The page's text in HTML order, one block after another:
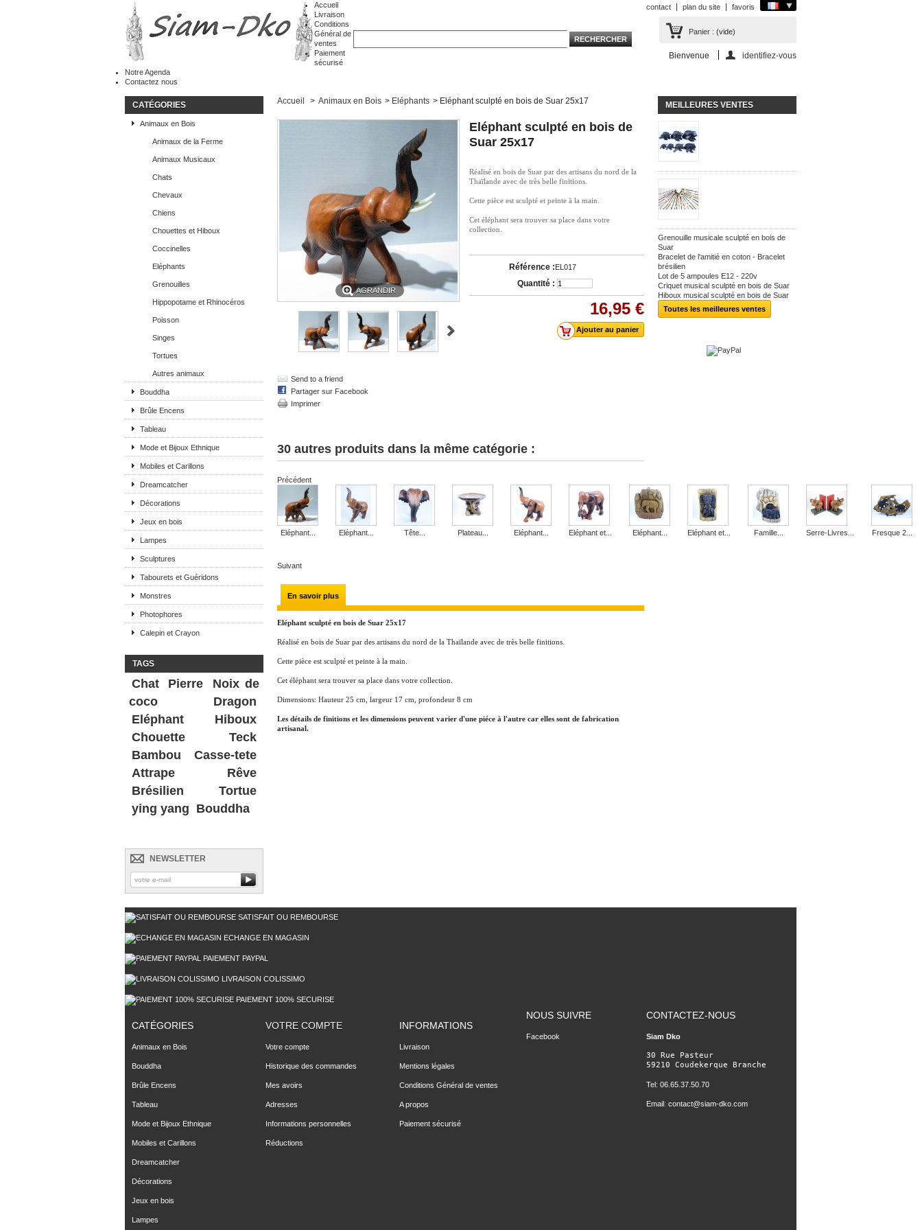
contact plan du site favoris
Panier : (vide)
Bienvenue identifiez-vous
Accueil
Livraison
Conditions
Général de
ventes
Paiement
sécurisé
Notre Agenda
Contactez nous
CATÉGORIES
Animaux en Bois
Animaux de la Ferme
Animaux Musicaux
Chats
Chevaux
Chiens
Chouettes et Hiboux
Coccinelles
Eléphants
Grenouilles
Hippopotame et Rhinocéros
Poisson
Singes
Tortues
Autres animaux
Bouddha
Brûle Encens
Tableau
Mode et Bijoux Ethnique
Mobiles et Carillons
Dreamcatcher
Décorations
Jeux en bois
Lampes
Sculptures
Tabourets et Guéridons
Monstres
Photophores
Calepin et Crayon
TAGS
Chat Pierre
Noix de
coco
Dragon
Eléphant
Hiboux
Chouette
Teck
Bambou
Casse-tete
Attrape Rêve
Brésilien
Tortue
ying yang Bouddha
NEWSLETTER
Accueil > Animaux en Bois > Eléphants > Eléphant sculpté en bois de Suar 25x17
AGRANDIR
Send to a friend
Partager sur Facebook
Imprimer
Eléphant sculpté en bois de
Suar 25x17
Réalisé en bois de Suar par des artisans du nord de la
Thaïlande avec de très belle finitions.
Cette pièce est sculpté et peinte à la main.
Cet éléphant sera trouver sa place dans votre
collection.
Référence :EL017
Quantité :
16,95 €
30 autres produits dans la même catégorie :
Précédent
Eléphant... Eléphant... Tête... Plateau... Eléphant... Eléphant et... Eléphant... Eléphant et... Famille... Serre-Livres... Fresque 2...
Suivant
En savoir plus
Eléphant sculpté en bois de Suar 25x17
Réalisé en bois de Suar par des artisans du nord de la Thaïlande avec de très belle finitions.
Cette pièce est sculpté et peinte à la main.
Cet éléphant sera trouver sa place dans votre collection.
Dimensions: Hauteur 25 cm, largeur 17 cm, profondeur 8 cm
Les détails de finitions et les dimensions peuvent varier d'une piéce à l'autre car elles sont de fabrication
artisanal.
MEILLEURES VENTES
Grenouille musicale sculpté en bois de
Suar
Bracelet de l'amitié en coton - Bracelet
brésilien
Lot de 5 ampoules E12 - 220v
Criquet musical sculpté en bois de Suar
Hiboux musical sculpté en bois de Suar
Toutes les meilleures ventes
SATISFAIT OU REMBOURSE
ECHANGE EN MAGASIN
PAIEMENT PAYPAL
LIVRAISON COLISSIMO
PAIEMENT 100% SECURISE
CATÉGORIES
Animaux en Bois
Bouddha
Brûle Encens
Tableau
Mode et Bijoux Ethnique
Mobiles et Carillons
Dreamcatcher
Décorations
Jeux en bois
Lampes
VOTRE COMPTE
Votre compte
Historique des commandes
Mes avoirs
Adresses
Informations personnelles
Réductions
INFORMATIONS
Livraison
Mentions légales
Conditions Général de ventes
A propos
Paiement sécurisé
NOUS SUIVRE
Facebook
CONTACTEZ-NOUS
Siam Dko
30 Rue Pasteur
59210 Coudekerque Branche
Tel: 06.65.37.50.70
Email: contact@siam-dko.com